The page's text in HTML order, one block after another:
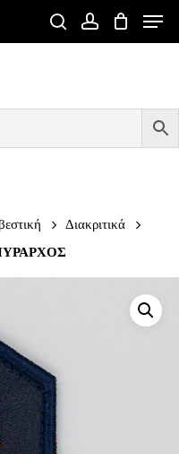
searchaccount
Menu
Διακριτικά